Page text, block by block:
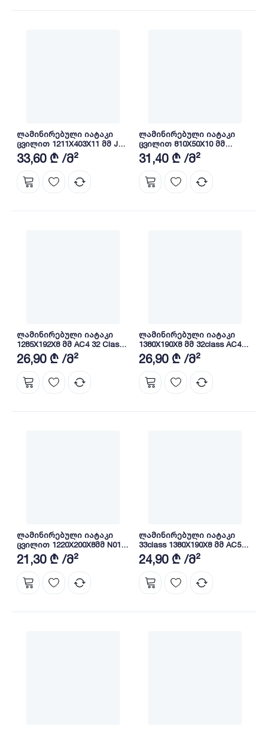
ლამინირებული იატაკი
ცვილით 1211X403X11 მმ JH-
40
33,60 ₾ /მ²
ლამინირებული იატაკი
ცვილით 810X50X10 მმ
LG6509
31,40 ₾ /მ²
ლამინირებული იატაკი
1285X192X8 მმ AC4 32 Class
GUMUS MESE (5946)
26,90 ₾ /მ²
ლამინირებული იატაკი
1380X190X8 მმ 32class AC4
4V Croft Snowy
26,90 ₾ /მ²
ლამინირებული იატაკი
ცვილით 1220X200X8მმ N01-
M01 MDF
21,30 ₾ /მ²
ლამინირებული იატაკი
33class 1380X190X8 მმ AC5
Artemis Oak
24,90 ₾ /მ²